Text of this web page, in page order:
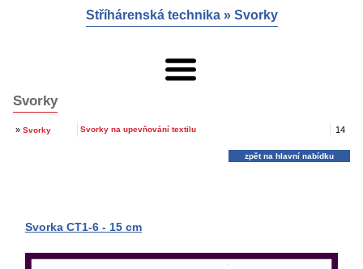
Stříhárenská technika» Svorky
Svorky
» Svorky Svorky na upevňování textilu 14
zpět na hlavní nabídku
Svorka CT1-6 - 15 cm